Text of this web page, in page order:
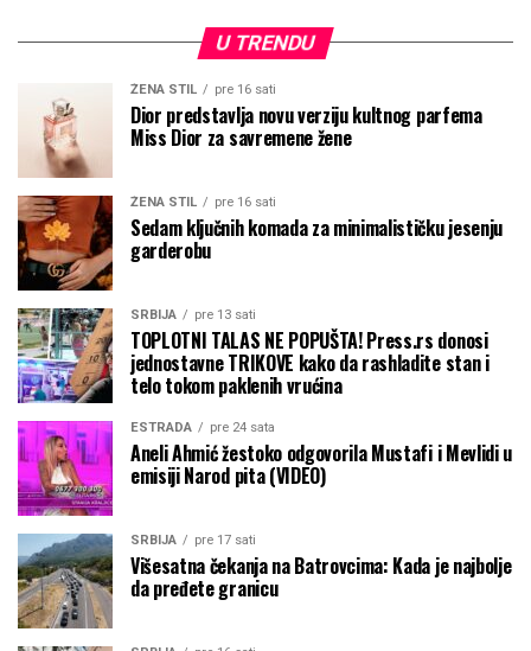
U TRENDU
ŽENA STIL pre 16 sati
Dior predstavlja novu verziju kultnog parfema
Miss Dior za savremene žene
ŽENA STIL pre 16 sati
Sedam ključnih komada za minimalističku jesenju
garderobu
SRBIJA pre 13 sati
TOPLOTNI TALAS NE POPUŠTA! Press.rs donosi
jednostavne TRIKOVE kako da rashladite stan i
telo tokom paklenih vrućina
ESTRADA pre 24 sata
Aneli Ahmić žestoko odgovorila Mustafi i Mevlidi u
emisiji Narod pita (VIDEO)
SRBIJA pre 17 sati
Višesatna čekanja na Batrovcima: Kada je najbolje
da pređete granicu